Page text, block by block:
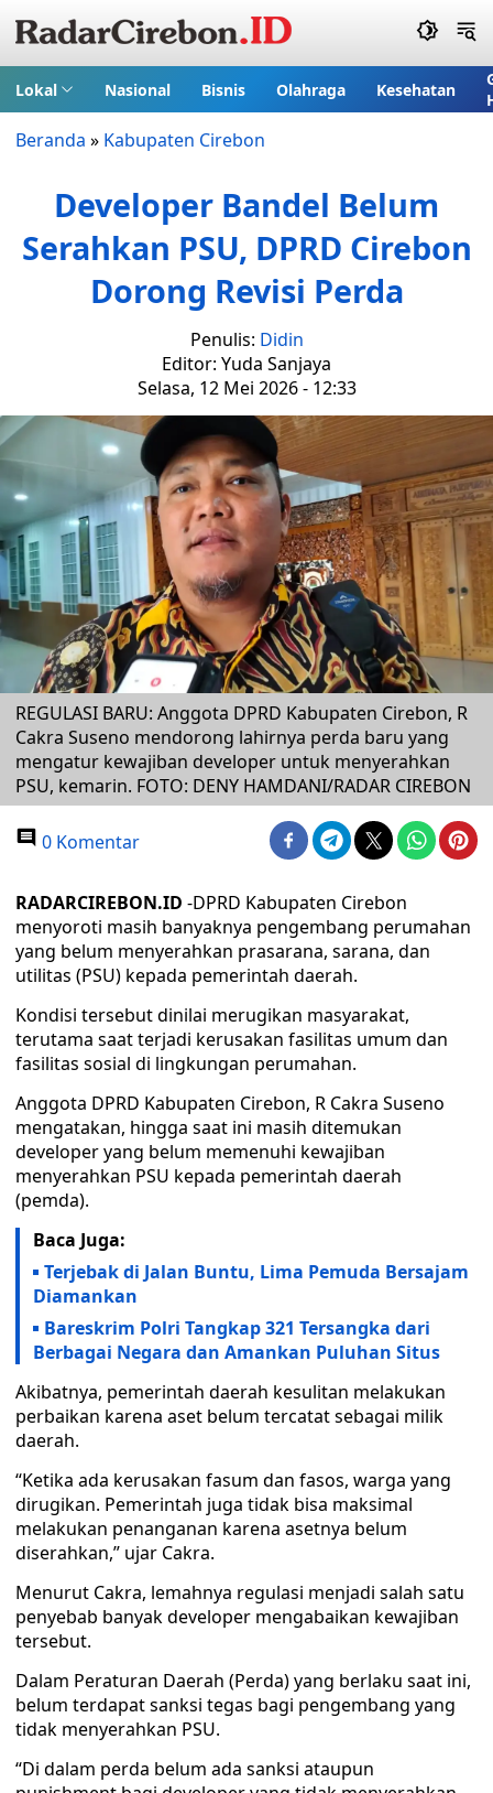
Lokal Nasional Bisnis Olahraga Kesehatan
Beranda » Kabupaten Cirebon
Developer Bandel Belum
Serahkan PSU, DPRD Cirebon
Dorong Revisi Perda
Penulis: Didin
Editor: Yuda Sanjaya
Selasa, 12 Mei 2026 - 12:33
REGULASI BARU: Anggota DPRD Kabupaten Cirebon, R
Cakra Suseno mendorong lahirnya perda baru yang
mengatur kewajiban developer untuk menyerahkan
PSU, kemarin. FOTO: DENY HAMDANI/RADAR CIREBON
0 Komentar
RADARCIREBON.ID -DPRD Kabupaten Cirebon
menyoroti masih banyaknya pengembang perumahan
yang belum menyerahkan prasarana, sarana, dan
utilitas (PSU) kepada pemerintah daerah.
Kondisi tersebut dinilai merugikan masyarakat,
terutama saat terjadi kerusakan fasilitas umum dan
fasilitas sosial di lingkungan perumahan.
Anggota DPRD Kabupaten Cirebon, R Cakra Suseno
mengatakan, hingga saat ini masih ditemukan
developer yang belum memenuhi kewajiban
menyerahkan PSU kepada pemerintah daerah
(pemda).
Baca Juga:
Terjebak di Jalan Buntu, Lima Pemuda Bersajam
Diamankan
Bareskrim Polri Tangkap 321 Tersangka dari
Berbagai Negara dan Amankan Puluhan Situs
Akibatnya, pemerintah daerah kesulitan melakukan
perbaikan karena aset belum tercatat sebagai milik
daerah.
“Ketika ada kerusakan fasum dan fasos, warga yang
dirugikan. Pemerintah juga tidak bisa maksimal
melakukan penanganan karena asetnya belum
diserahkan,” ujar Cakra.
Menurut Cakra, lemahnya regulasi menjadi salah satu
penyebab banyak developer mengabaikan kewajiban
tersebut.
Dalam Peraturan Daerah (Perda) yang berlaku saat ini,
belum terdapat sanksi tegas bagi pengembang yang
tidak menyerahkan PSU.
“Di dalam perda belum ada sanksi ataupun